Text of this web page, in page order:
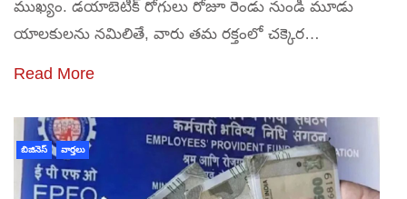
ముఖ్యం. డయాబెటిక్ రోగులు రోజూ రెండు నుండి మూడు
యాలకులను నమిలితే, వారు తమ రక్తంలో చక్కెర…
Read More
బిజినెస్ వార్తలు